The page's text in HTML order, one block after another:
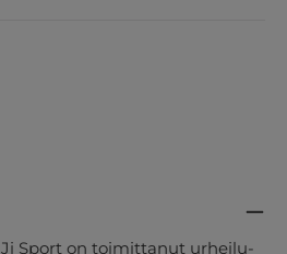
Ji Sport on toimittanut urheilu-